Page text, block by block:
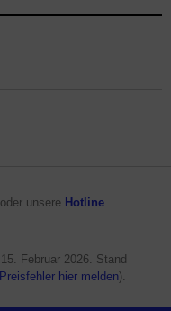
oder unsere Hotline
15. Februar 2026 . Stand
Preisfehler hier melden).